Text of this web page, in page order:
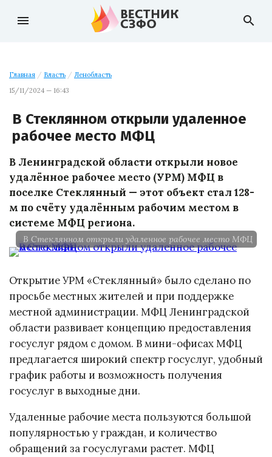
menu search
Главная / Власть / Ленобласть
15/11/2024 — 16:43
В Стеклянном открыли удаленное
рабочее место МФЦ
В Ленинградской области открыли новое
удалённое рабочее место (УРМ) МФЦ в
поселке Стеклянный — этот объект стал 128-
м по счёту удалённым рабочим местом в
системе МФЦ региона.
В Стеклянном открыли удаленное рабочее место МФЦ
Открытие УРМ «Стеклянный» было сделано по
просьбе местных жителей и при поддержке
местной администрации. МФЦ Ленинградской
области развивает концепцию предоставления
госуслуг рядом с домом. В мини-офисах МФЦ
предлагается широкий спектр госуслуг, удобный
график работы и возможность получения
госуслуг в выходные дни.
Удаленные рабочие места пользуются большой
популярностью у граждан, и количество
обращений за госуслугами растет. МФЦ